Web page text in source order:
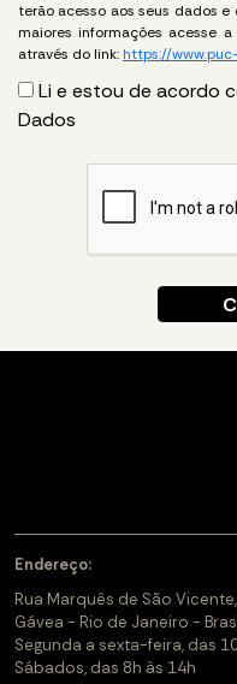
terão acesso aos seus dados
maiores informações acesse
através do link: https://
Li e estou de acordo
Dados
Endereço:
Rua Marquês de São
Gávea - Rio de Janeiro -
Segunda a sexta-feira, das
Sábados, das 8h às 14h